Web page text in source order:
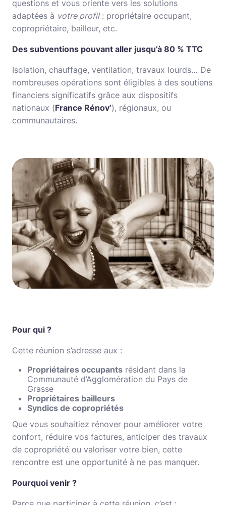
questions et vous oriente vers les solutions
adaptées à votre profil: propriétaire occupant,
copropriétaire, bailleur, etc.
Des subventions pouvant aller jusqu’à 80 % TTC
Isolation, chauffage, ventilation, travaux lourds… De
nombreuses opérations sont éligibles à des soutiens
financiers significatifs grâce aux dispositifs
nationaux (France Rénov’), régionaux, ou
communautaires.
Pour qui ?
Cette réunion s’adresse aux :
Propriétaires occupants résidant dans la
Communauté d’Agglomération du Pays de
Grasse
Propriétaires bailleurs
Syndics de copropriétés
Que vous souhaitiez rénover pour améliorer votre
confort, réduire vos factures, anticiper des travaux
de copropriété ou valoriser votre bien, cette
rencontre est une opportunité à ne pas manquer.
Pourquoi venir ?